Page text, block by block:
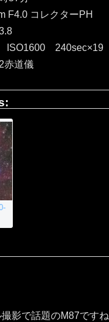
F4.0 コレクターPH
ISO1600 240sec×19
赤道儀
影で話題のM87ですね